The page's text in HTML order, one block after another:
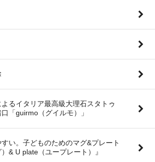
るイタリア最高級大理石スタトゥ
「guirmo（グイルモ）」
い。子どものためのマグ&プレート
& U plate（ユープレート）』